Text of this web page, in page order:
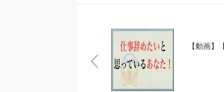
【動画】